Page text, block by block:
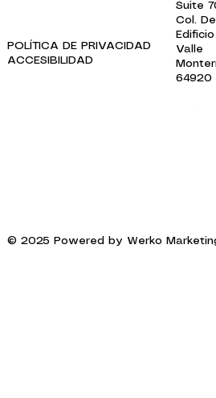
POLÍTICA DE PRIVACIDAD
ACCESIBILIDAD
Suite
Col.
Valle
64920
© 2025 Powered by Werko